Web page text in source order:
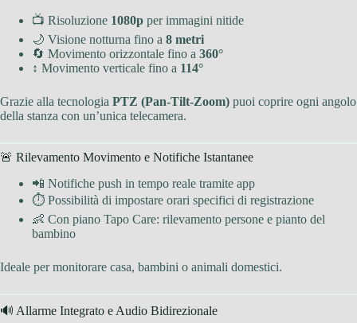
📺 Risoluzione 1080p per immagini nitide
🌙 Visione notturna fino a 8 metri
🔄 Movimento orizzontale fino a 360°
↕ Movimento verticale fino a 114°
Grazie alla tecnologia PTZ (Pan-Tilt-Zoom) puoi coprire ogni angolo
della stanza con un’unica telecamera.
🚨 Rilevamento Movimento e Notifiche Istantanee
📲 Notifiche push in tempo reale tramite app
⏱ Possibilità di impostare orari specifici di registrazione
👶 Con piano Tapo Care: rilevamento persone e pianto del
bambino
Ideale per monitorare casa, bambini o animali domestici.
🔊 Allarme Integrato e Audio Bidirezionale